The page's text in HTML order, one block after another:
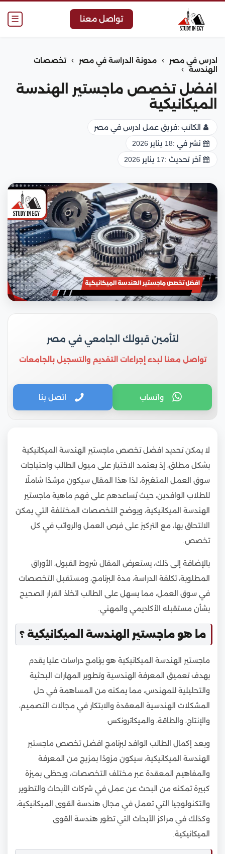
☰ تواصل معنا
ادرس في مصر › مدونة الدراسة في مصر ›
تخصصات
الهندسة
›
افضل تخصص ماجستير الهندسة
الميكانيكية
الكاتب :فريق عمل ادرس في مصر
نشر في :18 يناير 2026
آخر تحديث :17 يناير 2026
لتأمين قبولك الجامعي في مصر
تواصل معنا لبدء إجراءات التقديم والتسجيل بالجامعات
واتساب اتصل بنا
لا يمكن تحديد افضل تخصص ماجستير الهندسة الميكانيكية
بشكل مطلق، إذ يعتمد الاختيار على ميول الطالب واحتياجات
سوق العمل المتغيرة، لذا هذا المقال سيكون مرشدًا شاملًا
للطلاب الوافدين، حيث يُساعدهم على فهم ماهية ماجستير
الهندسة الميكانيكية، ويوضح التخصصات المختلفة التي يمكن
الالتحاق بها، مع التركيز على فرص العمل والرواتب في كل
تخصص.
بالإضافة إلى ذلك، يستعرض المقال شروط القبول، الأوراق
المطلوبة، تكلفة الدراسة، مدة البرنامج، ومستقبل التخصصات
في سوق العمل، مما يسهل على الطالب اتخاذ القرار الصحيح
بشأن مستقبله الأكاديمي والمهني.
ما هو ماجستير الهندسة الميكانيكية ؟
ماجستير الهندسة الميكانيكية هو برنامج دراسات عليا يقدم
بهدف تعميق المعرفة الهندسية وتطوير المهارات البحثية
والتحليلية للمهندس، مما يمكنه من المساهمة في حل
المشكلات الهندسية المعقدة والابتكار في مجالات التصميم،
والإنتاج، والطاقة، والميكاترونكس.
وبعد إكمال الطالب الوافد لبرنامج افضل تخصص ماجستير
الهندسة الميكانيكية، سيكون مزودًا بمزيج من المعرفة
والمفاهيم المعقدة عبر مختلف التخصصات، ويحظى بميزة
كبيرة تمكنه من البحث عن عمل في شركات الأبحاث والتطوير
والتكنولوجيا التي تعمل في مجال هندسة القوى الميكانيكية،
وكذلك في مراكز الأبحاث التي تطور هندسة القوى
الميكانيكية.